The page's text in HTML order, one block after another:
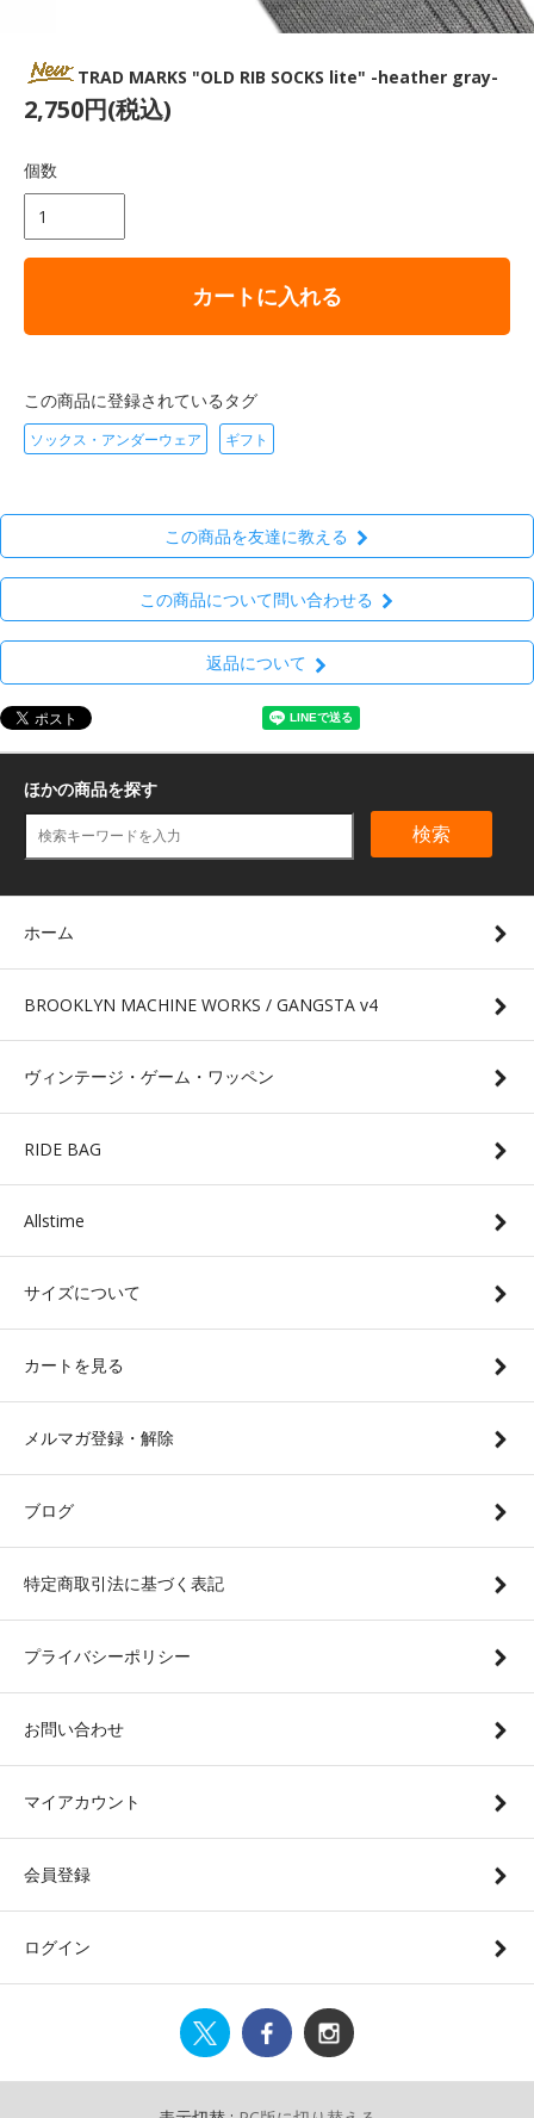
TRAD MARKS "OLD RIB SOCKS lite" -heather gray-
2,750円(税込)
個数
カートに入れる
この商品に登録されているタグ
ソックス・アンダーウェア ギフト
この商品を友達に教える
この商品について問い合わせる
返品について
ほかの商品を探す
検索
ホーム
BROOKLYN MACHINE WORKS / GANGSTA v4
ヴィンテージ・ゲーム・ワッペン
RIDE BAG
Allstime
サイズについて
カートを見る
メルマガ登録・解除
ブログ
特定商取引法に基づく表記
プライバシーポリシー
お問い合わせ
マイアカウント
会員登録
ログイン